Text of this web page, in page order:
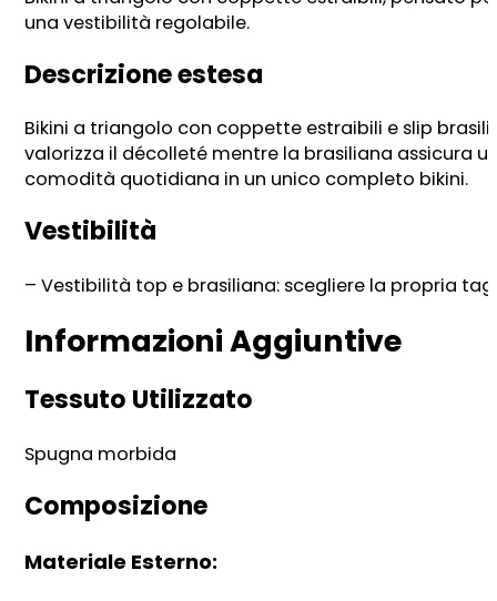
una vestibilità regolabile.
Descrizione estesa
Bikini a triangolo con coppette estraibili e slip
valorizza il décolleté mentre la brasiliana assicura
comodità quotidiana in un unico completo bikini.
Vestibilità
– Vestibilità top e brasiliana: scegliere la propria
Informazioni Aggiuntive
Tessuto Utilizzato
Spugna morbida
Composizione
Materiale Esterno: